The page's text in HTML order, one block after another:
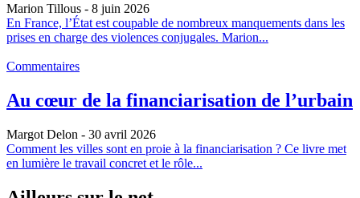
Marion Tillous - 8 juin 2026
En France, l’État est coupable de nombreux manquements dans les
prises en charge des violences conjugales. Marion...
Commentaires
Au cœur de la financiarisation de l’urbain
Margot Delon - 30 avril 2026
Comment les villes sont en proie à la financiarisation ? Ce livre met
en lumière le travail concret et le rôle...